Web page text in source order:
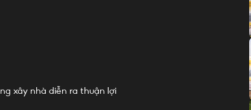
xây nhà diễn ra thuận lợi